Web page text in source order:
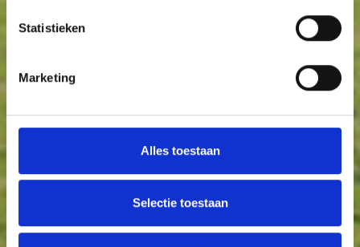
Statistieken
Marketing
Alles toestaan
Selectie toestaan